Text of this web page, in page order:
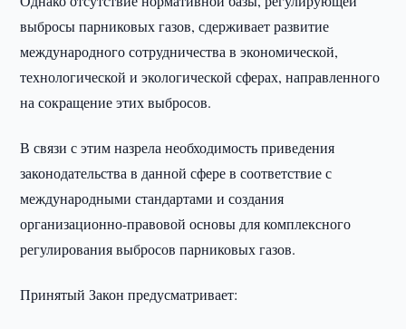
выбросы парниковых газов, сдерживает развитие
международного сотрудничества в экономической,
технологической и экологической сферах, направленного
на сокращение этих выбросов.
В связи с этим назрела необходимость приведения
законодательства в данной сфере в соответствие с
международными стандартами и создания
организационно-правовой основы для комплексного
регулирования выбросов парниковых газов.
Принятый Закон предусматривает: